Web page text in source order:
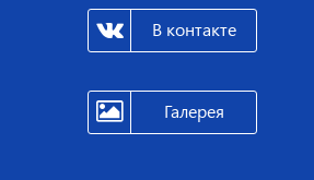
В контакте
Галерея